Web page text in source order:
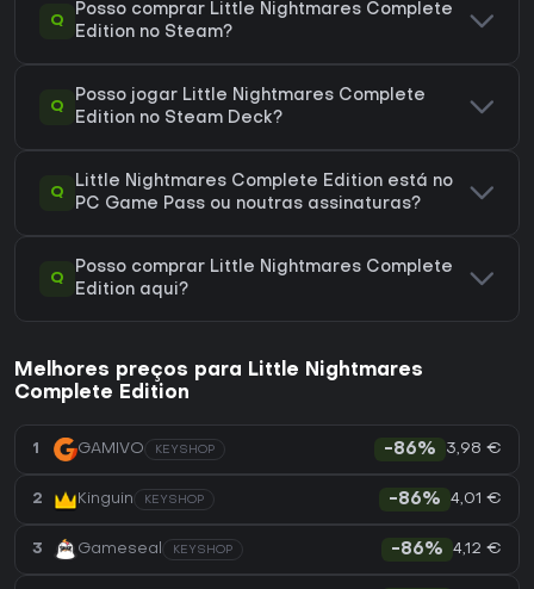
Q
Posso comprar Little Nightmares Complete
Edition no Steam?
Q
Posso jogar Little Nightmares Complete
Edition no Steam Deck?
Q
Little Nightmares Complete Edition está no
PC Game Pass ou noutras assinaturas?
Q
Posso comprar Little Nightmares Complete
Edition aqui?
Melhores preços para Little Nightmares
Complete Edition
1 GAMIVO KEYSHOP -86% 3,98 €
2 Kinguin KEYSHOP -86% 4,01 €
3 Gameseal KEYSHOP -86% 4,12 €